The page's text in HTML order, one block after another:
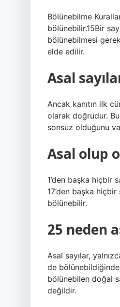
Bölünebilme
bölünebilir.15Bir
bölünebilmesi
elde edilir.
Asal
Ancak kanıtın ilk
olarak doğrudur. Bu
sonsuz olduğunu
Asal olup
1’den başka hiçbir
17’den başka
bölünebilir.
25 neden
Asal sayılar,
de
bölünebilen doğal
değildir.